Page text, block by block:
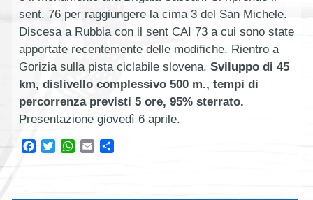
sent. 76 per raggiungere la cima 3 del San Michele.
Discesa a Rubbia con il sent CAI 73 a cui sono state
apportate recentemente delle modifiche. Rientro a
Gorizia sulla pista ciclabile slovena. Sviluppo di 45
km, dislivello complessivo 500 m., tempi di
percorrenza previsti 5 ore, 95% sterrato.
Presentazione giovedì 6 aprile.
Facebook
TwitterWhatsApp
Email